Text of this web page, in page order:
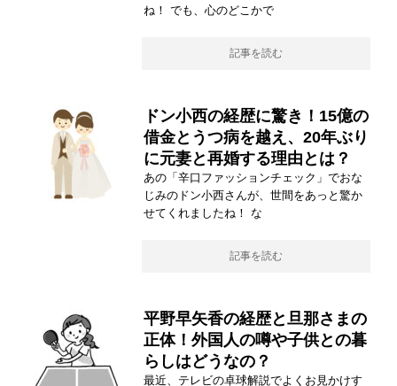
ね！ でも、心のどこかで
記事を読む
ドン小西の経歴に驚き！15億の
借金とうつ病を越え、20年ぶり
に元妻と再婚する理由とは？
あの「辛口ファッションチェック」でおな
じみのドン小西さんが、世間をあっと驚か
せてくれましたね！ な
記事を読む
平野早矢香の経歴と旦那さまの
正体！外国人の噂や子供との暮
らしはどうなの？
最近、テレビの卓球解説でよくお見かけす